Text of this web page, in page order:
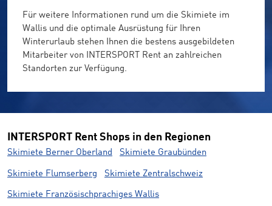
Für weitere Informationen rund um die Skimiete im
Wallis und die optimale Ausrüstung für Ihren
Winterurlaub stehen Ihnen die bestens ausgebildeten
Mitarbeiter von INTERSPORT Rent an zahlreichen
Standorten zur Verfügung.
INTERSPORT Rent Shops in den Regionen
Skimiete Berner Oberland Skimiete Graubünden
Skimiete Flumserberg Skimiete Zentralschweiz
Skimiete Französischprachiges Wallis